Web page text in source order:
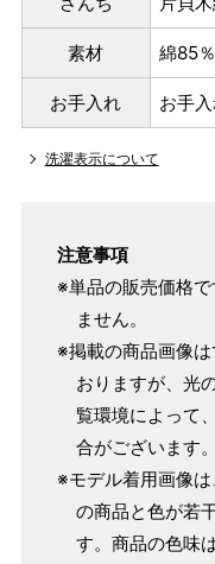
パターンオーダー
ヒップを目安にサ
マイサイズでお仕
素材 綿85
お手入れ お手
洗濯表示について
注意事項
※単品の販売価格
ません。
※掲載の商品画像
おりますが、光
覧環境によって
合がございます
※モデル着用画像
の商品と色が若
す。商品の色味